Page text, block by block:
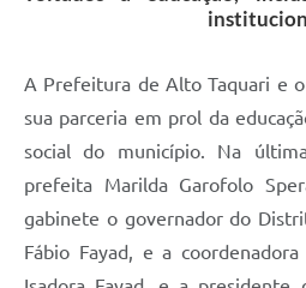
A Prefeitura de Alto Taquari e
sua parceria em prol da
social do município. Na
prefeita Marilda Garofolo
gabinete o governador do
Fábio Fayad, e a coordenadora